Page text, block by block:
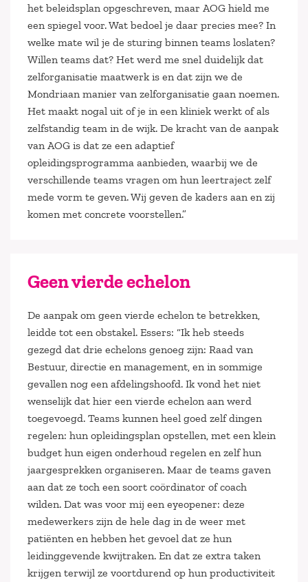
het beleidsplan opgeschreven, maar AOG hield me
een spiegel voor. Wat bedoel je daar precies mee? In
welke mate wil je de sturing binnen teams loslaten?
Willen teams dat? Het werd me snel duidelijk dat
zelforganisatie maatwerk is en dat zijn we de
Mondriaan manier van zelforganisatie gaan noemen.
Het maakt nogal uit of je in een kliniek werkt of als
zelfstandig team in de wijk. De kracht van de aanpak
van AOG is dat ze een adaptief
opleidingsprogramma aanbieden, waarbij we de
verschillende teams vragen om hun leertraject zelf
mede vorm te geven. Wij geven de kaders aan en zij
komen met concrete voorstellen.”
Geen vierde echelon
De aanpak om geen vierde echelon te betrekken,
leidde tot een obstakel. Essers: “Ik heb steeds
gezegd dat drie echelons genoeg zijn: Raad van
Bestuur, directie en management, en in sommige
gevallen nog een afdelingshoofd. Ik vond het niet
wenselijk dat hier een vierde echelon aan werd
toegevoegd. Teams kunnen heel goed zelf dingen
regelen: hun opleidingsplan opstellen, met een klein
budget hun eigen onderhoud regelen en zelf hun
jaargesprekken organiseren. Maar de teams gaven
aan dat ze toch een soort coördinator of coach
wilden. Dat was voor mij een eyeopener: deze
medewerkers zijn de hele dag in de weer met
patiënten en hebben het gevoel dat ze hun
leidinggevende kwijtraken. En dat ze extra taken
krijgen terwijl ze voortdurend op hun productiviteit